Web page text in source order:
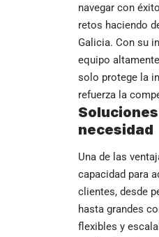
navegar con
retos haciendo
Galicia. Con su
equipo
solo protege la
refuerza la
necesidad
Una de las
capacidad para
clientes, desde
hasta grandes
flexibles y